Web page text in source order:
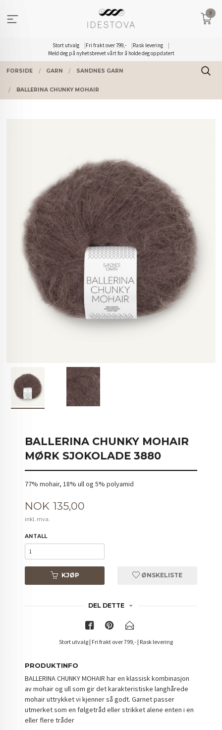
innholdet
Stort utvalg Fri frakt over 799,-
Rask levering
Meld deg på nyhetsbrevet vårt for å holde deg oppdatert
0
FORSIDE GARN SANDNES GARN
BALLERINA CHUNKY MOHAIR
BALLERINA CHUNKY MOHAIR
MØRK SJOKOLADE 3880
77% mohair, 18% ull og 5% polyamid
Pris
NOK 135,00
inkl. mva.
ANTALL
KJØP ØNSKELISTE
DEL DETTE
Stort utvalg | Fri frakt over 799,- | Rask levering
PRODUKTINFO
BALLERINA CHUNKY MOHAIR har en klassisk kombinasjon
av mohair og ull som gir det karakteristiske langhårede
mohair uttrykket vi kjenner så godt. Garnet passer
utmerket som en følgetråd eller strikket alene enten i en
eller flere tråder